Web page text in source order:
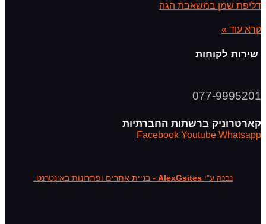
דליפת שמן במשאבת הגה
קרא עוד »
שירות לקוחות
077-9995201
קארטרוניק ברשתות החברתיות
Facebook Youtube Whatsapp
נבנה ע"יAlexGsites - בניית אתרים ופתרונות באינטרנט.